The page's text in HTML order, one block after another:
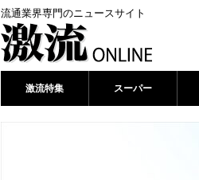
流通業界専門のニュースサイト
激流特集 スーパー